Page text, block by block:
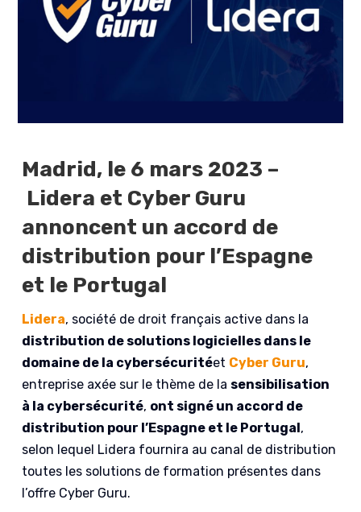
Madrid, le 6 mars 2023 –
Lidera et Cyber Guru
annoncent un accord de
distribution pour l’Espagne
et le Portugal
Lidera, société de droit français active dans la
distribution de solutions logicielles dans le
domaine de la cybersécuritéet Cyber Guru,
entreprise axée sur le thème de la sensibilisation
à la cybersécurité, ont signé un accord de
distribution pour l’Espagne et le Portugal ,
selon lequel Lidera fournira au canal de distribution
toutes les solutions de formation présentes dans
l’offre Cyber Guru.